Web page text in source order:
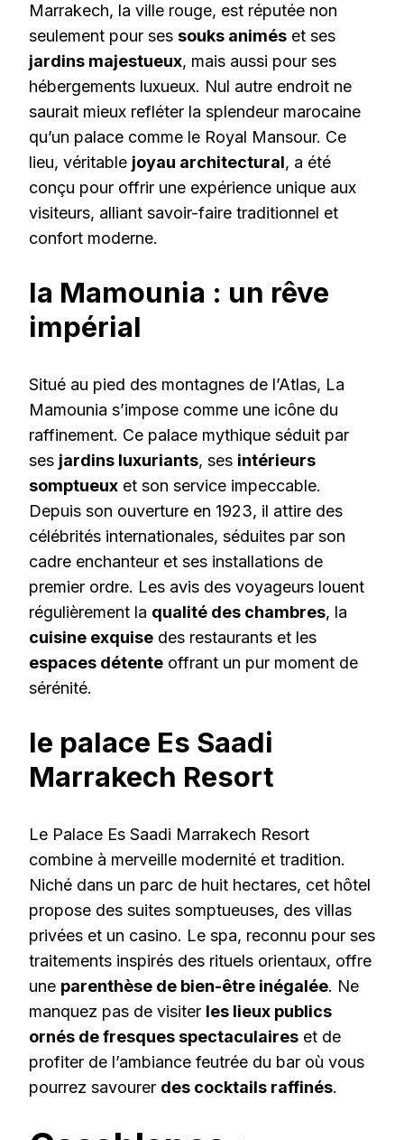
Marrakech, la ville rouge, est réputée non
seulement pour ses souks animés et ses
jardins majestueux, mais aussi pour ses
hébergements luxueux. Nul autre endroit ne
saurait mieux refléter la splendeur marocaine
qu’un palace comme le Royal Mansour. Ce
lieu, véritable joyau architectural, a été
conçu pour offrir une expérience unique aux
visiteurs, alliant savoir-faire traditionnel et
confort moderne.
la Mamounia : un rêve
impérial
Situé au pied des montagnes de l’Atlas, La
Mamounia s’impose comme une icône du
raffinement. Ce palace mythique séduit par
ses jardins luxuriants, ses intérieurs
somptueux et son service impeccable.
Depuis son ouverture en 1923, il attire des
célébrités internationales, séduites par son
cadre enchanteur et ses installations de
premier ordre. Les avis des voyageurs louent
régulièrement la qualité des chambres, la
cuisine exquise des restaurants et les
espaces détente offrant un pur moment de
sérénité.
le palace Es Saadi
Marrakech Resort
Le Palace Es Saadi Marrakech Resort
combine à merveille modernité et tradition.
Niché dans un parc de huit hectares, cet hôtel
propose des suites somptueuses, des villas
privées et un casino. Le spa, reconnu pour ses
traitements inspirés des rituels orientaux, offre
une parenthèse de bien-être inégalée. Ne
manquez pas de visiter les lieux publics
ornés de fresques spectaculaires et de
profiter de l’ambiance feutrée du bar où vous
pourrez savourer des cocktails raffinés.